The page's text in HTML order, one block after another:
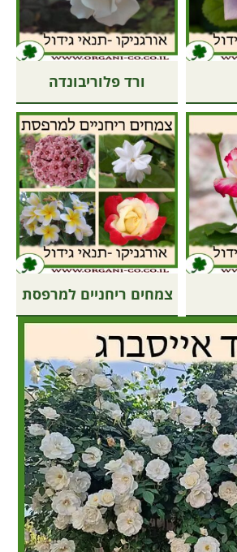
ורד פלוריבונדה
צמחים ריחניים למרפסת